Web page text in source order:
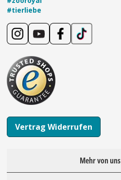
#tierliebe
Vertrag Widerrufen
Mehr von uns